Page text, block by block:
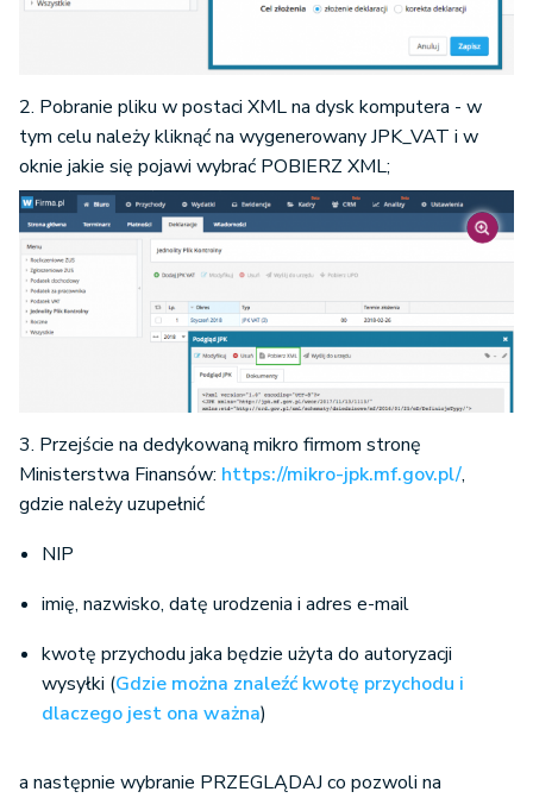
2. Pobranie pliku w postaci XML na dysk komputera - w
tym celu należy kliknąć na wygenerowany JPK_VAT i w
oknie jakie się pojawi wybrać POBIERZ XML;
3. Przejście na dedykowaną mikro firmom stronę
Ministerstwa Finansów: https://mikro-jpk.mf.gov.pl/,
gdzie należy uzupełnić
NIP
imię, nazwisko, datę urodzenia i adres e-mail
kwotę przychodu jaka będzie użyta do autoryzacji
wysyłki (Gdzie można znaleźć kwotę przychodu i
dlaczego jest ona ważna)
a następnie wybranie PRZEGLĄDAJ co pozwoli na